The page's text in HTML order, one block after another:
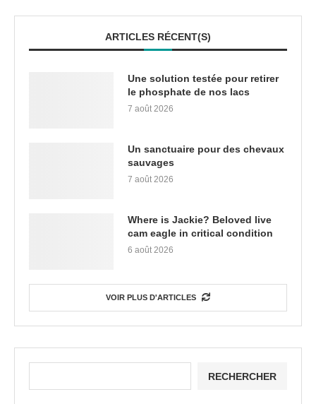
ARTICLES RÉCENT(S)
Une solution testée pour retirer
le phosphate de nos lacs
7 août 2026
Un sanctuaire pour des chevaux
sauvages
7 août 2026
Where is Jackie? Beloved live
cam eagle in critical condition
6 août 2026
VOIR PLUS D'ARTICLES
RECHERCHER